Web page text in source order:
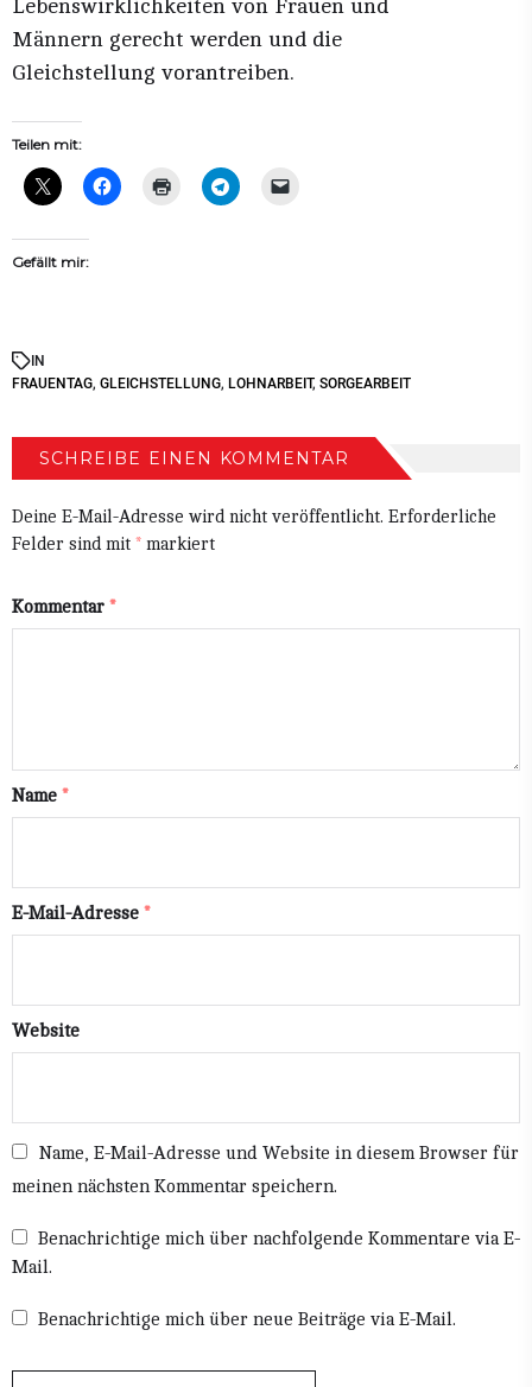
Lebenswirklichkeiten von Frauen und
Männern gerecht werden und die
Gleichstellung vorantreiben.
Teilen mit:
Gefällt mir:
IN
FRAUENTAG, GLEICHSTELLUNG, LOHNARBEIT, SORGEARBEIT
SCHREIBE EINEN KOMMENTAR
Deine E-Mail-Adresse wird nicht veröffentlicht. Erforderliche
Felder sind mit * markiert
Kommentar *
Name *
E-Mail-Adresse *
Website
Name, E-Mail-Adresse und Website in diesem Browser für
meinen nächsten Kommentar speichern.
Benachrichtige mich über nachfolgende Kommentare via E-
Mail.
Benachrichtige mich über neue Beiträge via E-Mail.